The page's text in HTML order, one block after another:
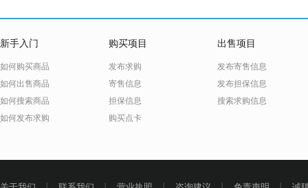
新手入门
如何购买商品
如何出售商品
如何搜索商品
如何发布求购
购买项目
发布求购
寄售信息
担保信息
购买点卡
出售项目
发布寄售信息
发布担保信息
搜索求购信息